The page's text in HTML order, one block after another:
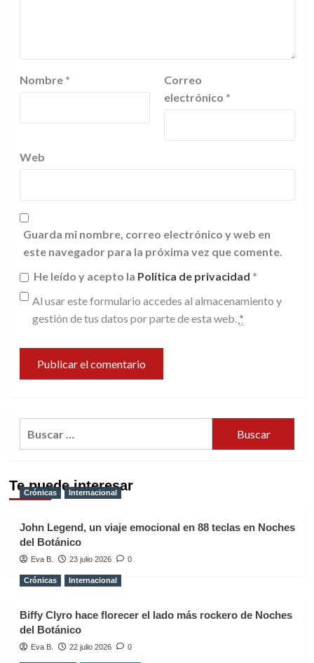
Nombre *
Correo
electrónico *
Web
Guarda mi nombre, correo electrónico y web en
este navegador para la próxima vez que comente.
He leído y acepto la Política de privacidad *
Al usar este formulario accedes al almacenamiento y
gestión de tus datos por parte de esta web. *
Te puede interesar
Crónicas Internacional
John Legend, un viaje emocional en 88 teclas en Noches
del Botánico
Eva B. 23 julio 2026 0
Crónicas Internacional
Biffy Clyro hace florecer el lado más rockero de Noches
del Botánico
Eva B. 22 julio 2026 0